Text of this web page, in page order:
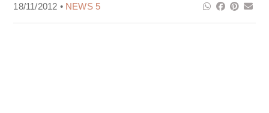
18/11/2012 • NEWS 5